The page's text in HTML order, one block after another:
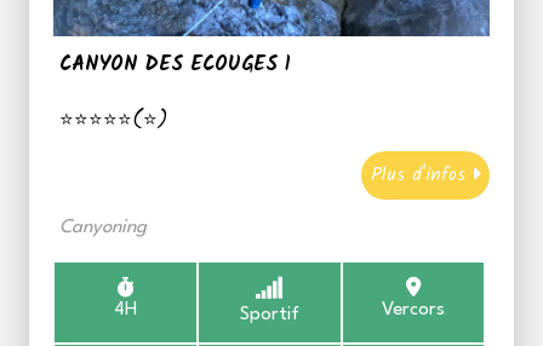
CANYON DES ECOUGES 1
⭐⭐⭐⭐⭐(⭐)
Plus d'infos
Canyoning
4H Sportif Vercors